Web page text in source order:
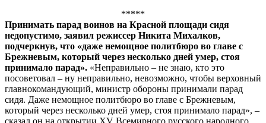
*****
Принимать парад воинов на Красной площади сидя
недопустимо, заявил режиссер Никита Михалков,
подчеркнув, что «даже немощное политбюро во главе с
Брежневым, который через несколько дней умер, стоя
принимало парад». «Неправильно – не знаю, кто это
посоветовал – ну неправильно, невозможно, чтобы верховный
главнокомандующий, министр обороны принимали парад
сидя. Даже немощное политбюро во главе с Брежневым,
который через несколько дней умер, стоя принимало парад», –
сказал он на открытии XV Всемирного русского народного